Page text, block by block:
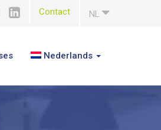
NL
Contact
Nederlands